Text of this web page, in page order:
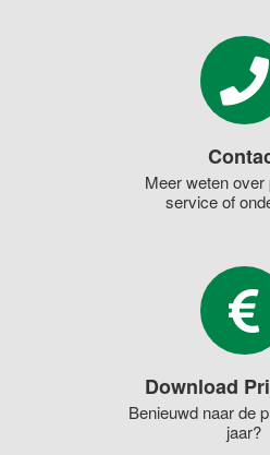
Meer weten over
service of
Download
Benieuwd naar de
jaar?